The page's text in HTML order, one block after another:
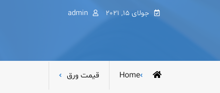
جولای 15, 2021 admin
Home قیمت ورق